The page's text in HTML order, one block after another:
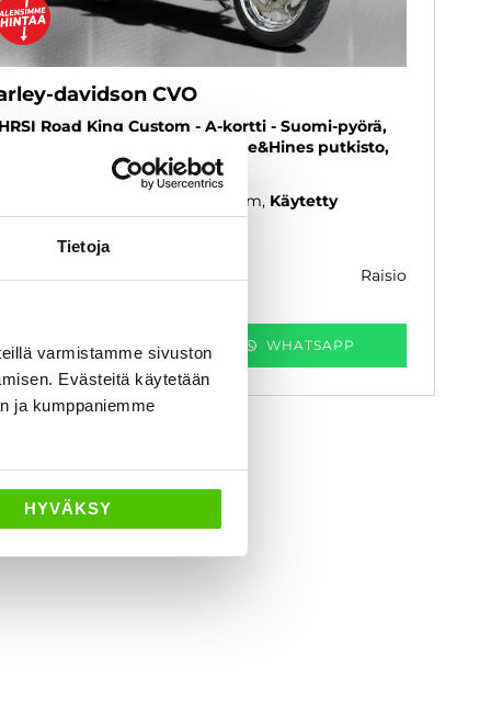
Tietoja
varmistamme sivuston
Evästeitä käytetään
ja kumppaniemme
HYVÄKSY
davidson CVO
Road King Custom - A-kortti - Suomi-pyörä,
hienossa kunnossa!, Vance&Hines putkisto,
, Manuaali, Bensiini, 159 000 km Käytetty
480 €11 280 €
140 € / kk
raisio
KATSO TIEDOT WHATSAPP